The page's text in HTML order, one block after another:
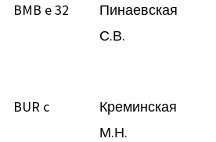
BMB e 32
Пинаевская
С.В.
BUR c
Креминская
М.Н.